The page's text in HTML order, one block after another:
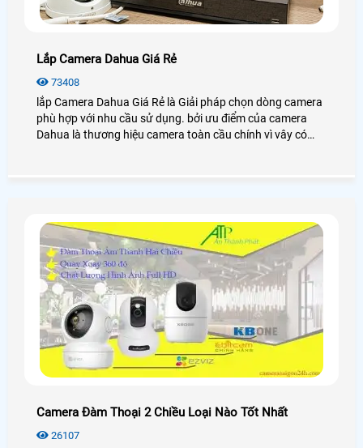
Lắp Camera Dahua Giá Rẻ
73408
lắp Camera Dahua Giá Rẻ là Giải pháp chọn dòng camera
phù hợp với nhu cầu sử dụng. bởi ưu điểm của camera
Dahua là thương hiệu camera toàn cầu chính vì vây có
Camera Đàm Thoại 2 Chiều Loại Nào Tốt Nhất
26107